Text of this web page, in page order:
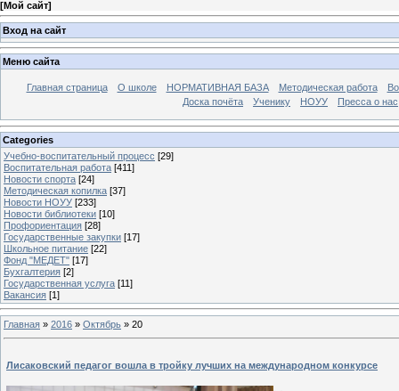
[Мой сайт]
Вход на сайт
Меню сайта
Главная страница О школе НОРМАТИВНАЯ БАЗА Методическая работа
Доска почёта
Ученику НОУУ Пресса о нас
Categories
Учебно-воспитательный процесс [29]
Воспитательная работа [411]
Новости спорта [24]
Методическая копилка [37]
Новости НОУУ [233]
Новости библиотеки [10]
Профориентация [28]
Государственные закупки [17]
Школьное питание [22]
Фонд "МЕДЕТ" [17]
Бухгалтерия [2]
Государственная услуга [11]
Вакансия [1]
Главная » 2016 » Октябрь » 20
Лисаковский педагог вошла в тройку лучших на международном конкурсе